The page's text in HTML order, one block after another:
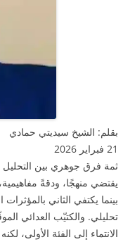
بقلم: الشيخ سيديتي حمادي
21 فبراير 2026
ثمة فرق جوهري بين التحليل
يقتضي منهجًا، ودقةً
بينما يكتفي الثاني بالمؤثرات
تحليلي. والكتيّب العدائي
الانتماء إلى الفئة الأولى،